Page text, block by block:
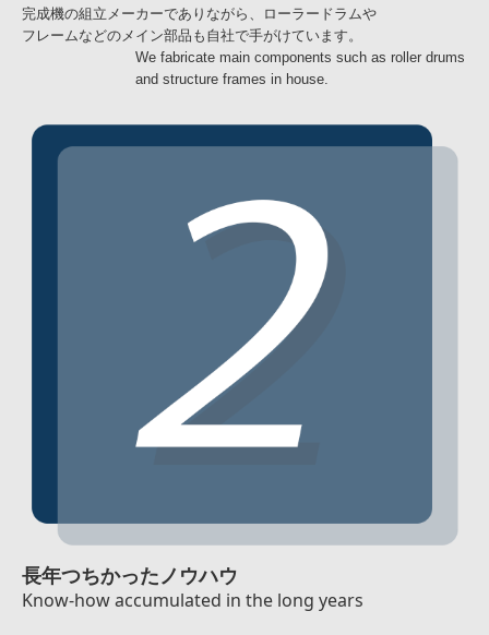
完成機の組立メーカーでありながら、ローラードラムや
フレームなどのメイン部品も自社で手がけています。
We fabricate main components such as roller drums
and structure frames in house.
長年つちかったノウハウ
Know-how accumulated in the long years